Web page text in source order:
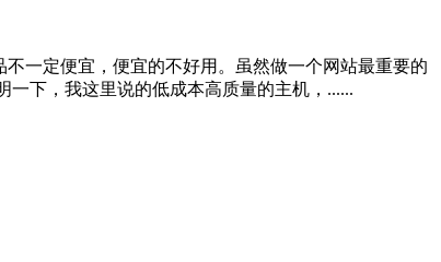
一定便宜，便宜的不好用。虽然做一个网站最重要的
下，我这里说的低成本高质量的主机，......